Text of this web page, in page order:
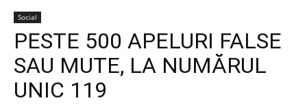
Social
PESTE 500 APELURI FALSE
SAU MUTE, LA NUMĂRUL
UNIC 119